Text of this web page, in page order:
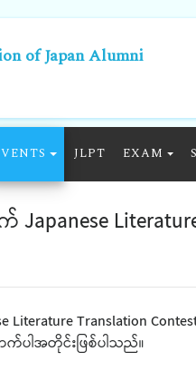
of Japan Alumni
JLPT EXAM
Japanese
Literature Translation
က်ပါအတိုင်းဖြစ်ပါသည်။